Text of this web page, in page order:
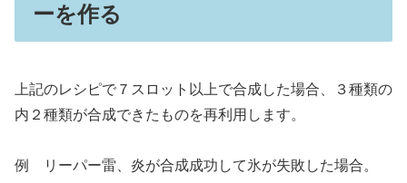
ーを作る
上記のレシピで７スロット以上で合成した場合、３種類の
内２種類が合成できたものを再利用します。
例 リーパー雷、炎が合成成功して氷が失敗した場合。